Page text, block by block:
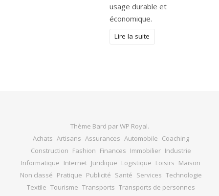
usage durable et
économique.
Lire la suite
Thème Bard parWP Royal.
Achats Artisans Assurances Automobile Coaching
Construction Fashion Finances Immobilier Industrie
Informatique Internet Juridique Logistique Loisirs Maison
Non classé Pratique Publicité Santé Services Technologie
Textile Tourisme Transports Transports de personnes